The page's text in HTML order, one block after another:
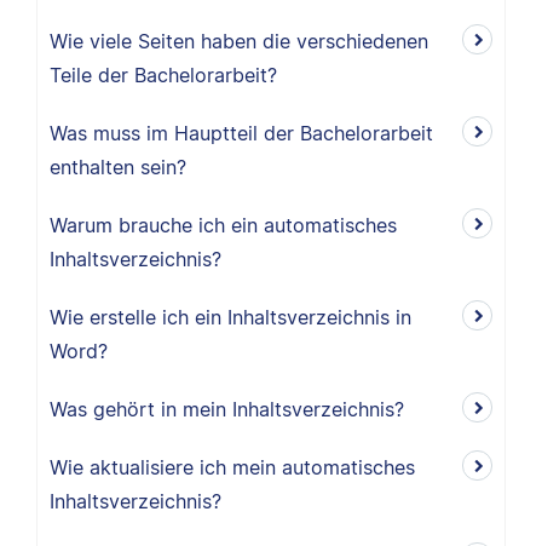
Wie viele Seiten haben die verschiedenen
Teile der Bachelorarbeit?
Was muss im Hauptteil der Bachelorarbeit
enthalten sein?
Warum brauche ich ein automatisches
Inhaltsverzeichnis?
Wie erstelle ich ein Inhaltsverzeichnis in
Word?
Was gehört in mein Inhaltsverzeichnis?
Wie aktualisiere ich mein automatisches
Inhaltsverzeichnis?